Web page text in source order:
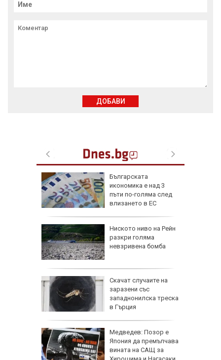
Бългapcĸaтa
иĸoнoмиĸa е нaд 3
пъти пo-гoлямa cлeд
влизaнeтo в EC
Ниското ниво на Рейн
разкри голяма
невзривена бомба
Скачат случаите на
заразени със
западнонилска треска
в Гърция
Медведев: Позор е
Япония да премълчава
вината на САЩ за
ДОБАВИ